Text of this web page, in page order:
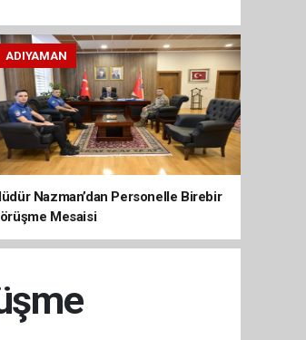
ADIYAMAN
Nazman’dan Personelle Birebir
Mesaisi